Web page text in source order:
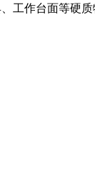
作台面等硬